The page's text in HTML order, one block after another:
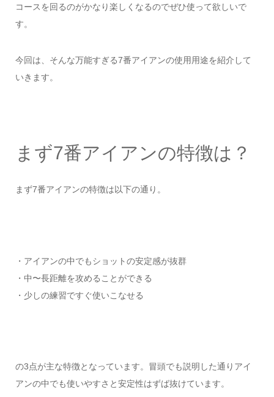
コースを回るのがかなり楽しくなるのでぜひ使って欲しいで
す。
今回は、そんな万能すぎる7番アイアンの使用用途を紹介して
いきます。
まず7番アイアンの特徴は？
まず7番アイアンの特徴は以下の通り。
・アイアンの中でもショットの安定感が抜群
・中〜長距離を攻めることができる
・少しの練習ですぐ使いこなせる
の3点が主な特徴となっています。冒頭でも説明した通りアイ
アンの中でも使いやすさと安定性はずば抜けています。